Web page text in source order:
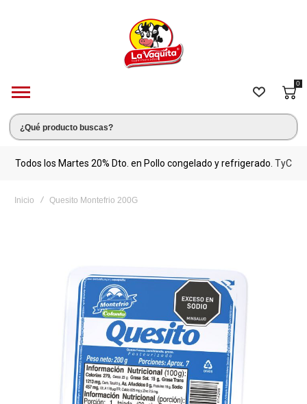
0
Todos los Martes 20% Dto. en Pollo congelado y refrigerado. TyC
Inicio Quesito Montefrio 200G